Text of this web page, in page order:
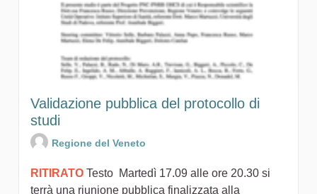
Validazione pubblica del protocollo di
studi
Regione del Veneto
RITIRATO Testo Martedì 17.09 alle ore 20.30 si
terrà una riunione pubblica finalizzata alla